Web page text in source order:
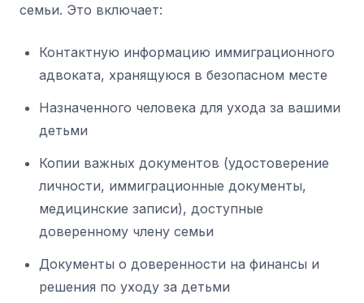
семьи. Это включает:
Контактную информацию иммиграционного
адвоката, хранящуюся в безопасном месте
Назначенного человека для ухода за вашими
детьми
Копии важных документов (удостоверение
личности, иммиграционные документы,
медицинские записи), доступные
доверенному члену семьи
Документы о доверенности на финансы и
решения по уходу за детьми